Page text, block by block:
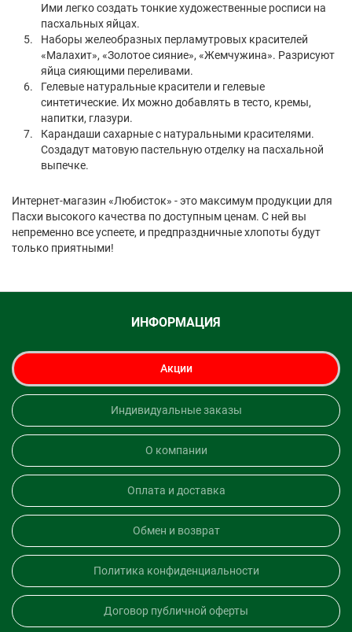
Ими легко создать тонкие художественные росписи на
пасхальных яйцах.
Наборы желеобразных перламутровых красителей
«Малахит», «Золотое сияние», «Жемчужина». Разрисуют
яйца сияющими переливами.
Гелевые натуральные красители и гелевые
синтетические. Их можно добавлять в тесто, кремы,
напитки, глазури.
Карандаши сахарные с натуральными красителями.
Создадут матовую пастельную отделку на пасхальной
выпечке.
Интернет-магазин «Любисток» - это максимум продукции для
Пасхи высокого качества по доступным ценам. С ней вы
непременно все успеете, и предпраздничные хлопоты будут
только приятными!
ИНФОРМАЦИЯ
Акции
Индивидуальные заказы
О компании
Оплата и доставка
Обмен и возврат
Политика конфиденциальности
Договор публичной оферты